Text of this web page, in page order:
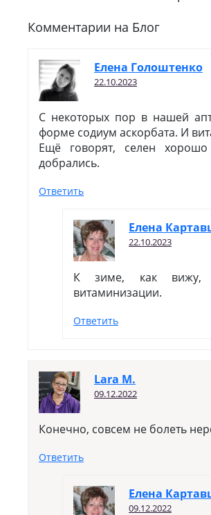
Комментарии на Блог
Елена Голоштенко
22.10.2023
С некоторых пор в нашей
форме содиум аскорбата. И
Ещё говорят, селен
добрались.
Ответить
Елена
22.10.2023
К зиме, как вижу,
витаминизации.
Ответить
Lara M.
09.12.2022
Конечно, совсем не болеть
Ответить
Елена
09.12.2022